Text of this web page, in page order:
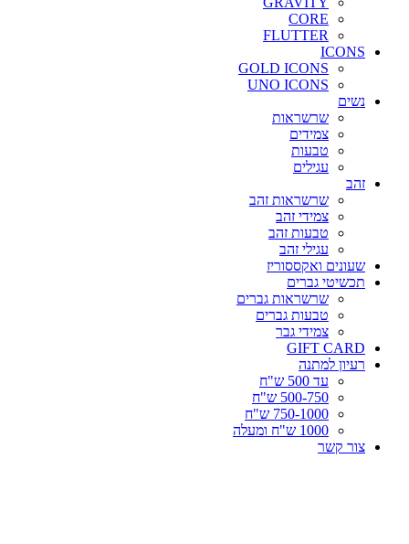
CORE
FLUTTER
ICONS
GOLD ICONS
UNO ICONS
נשים
שרשראות
צמידים
טבעות
עגילים
זהב
שרשראות זהב
צמידי זהב
טבעות זהב
עגילי זהב
שעונים ואקססוריז
תכשיטי גברים
שרשראות גברים
טבעות גברים
צמידי גבר
GIFT CARD
רעיון למתנה
עד 500 ש"ח
500-750 ש"ח
750-1000 ש"ח
1000 ש"ח ומעלה
צור קשר